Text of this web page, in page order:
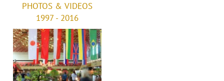
PHOTOS & VIDEOS
1997 - 2016